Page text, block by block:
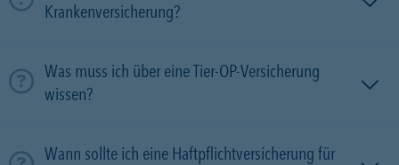
Krankenversicherung?
Was muss ich über eine Tier-OP-Versicherung
wissen?
Wann sollte ich eine Haftpflichtversicherung für